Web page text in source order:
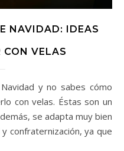
NAVIDAD: IDEAS
CON VELAS
con velas. Éstas son un
se adapta muy bien
confraternización, ya que